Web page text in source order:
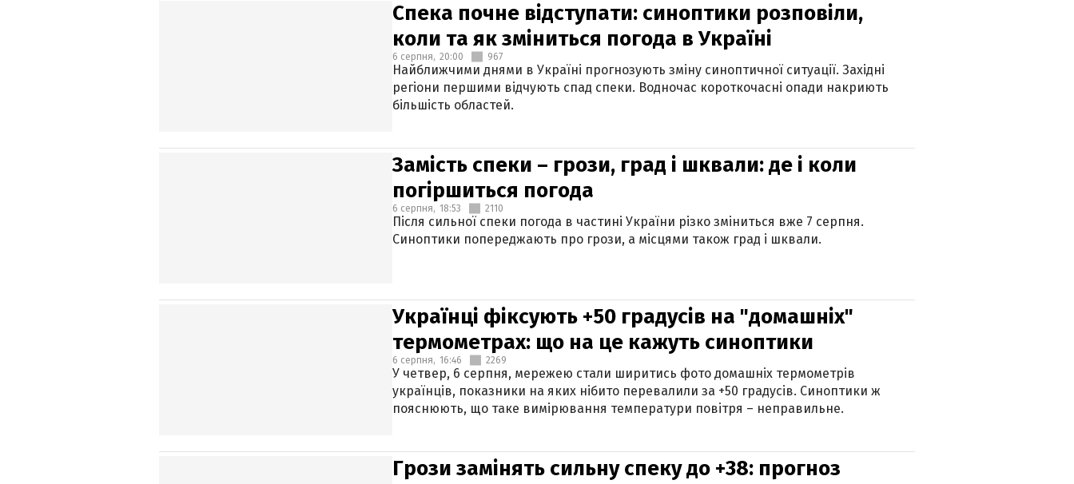
Спека почне відступати: синоптики розповіли,
коли та як зміниться погода в Україні
6 серпня, 20:00 967
Найближчими днями в Україні прогнозують зміну синоптичної ситуації. Західні
регіони першими відчують спад спеки. Водночас короткочасні опади накриють
більшість областей.
Замість спеки – грози, град і шквали: де і коли
погіршиться погода
6 серпня, 18:53 2110
Після сильної спеки погода в частині України різко зміниться вже 7 серпня.
Синоптики попереджають про грози, а місцями також град і шквали.
Українці фіксують +50 градусів на "домашніх"
термометрах: що на це кажуть синоптики
6 серпня, 16:46 2269
У четвер, 6 серпня, мережею стали ширитись фото домашніх термометрів
українців, показники на яких нібито перевалили за +50 градусів. Синоптики ж
пояснюють, що таке вимірювання температури повітря – неправильне.
Грози замінять сильну спеку до +38: прогноз